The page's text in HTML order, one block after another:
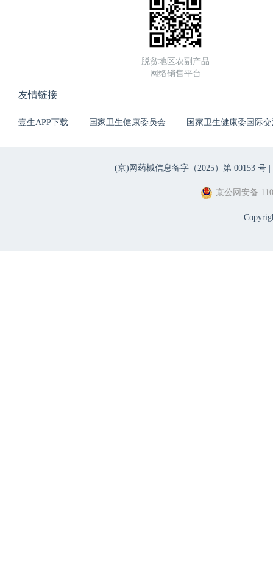
脱贫地区农副产品
网络销售平台
友情链接
壹生APP下载 国家卫生健康委员会 国家卫生健康委国际
(京)网药械信息备字（2025）第 00153 号 |
京公网安备